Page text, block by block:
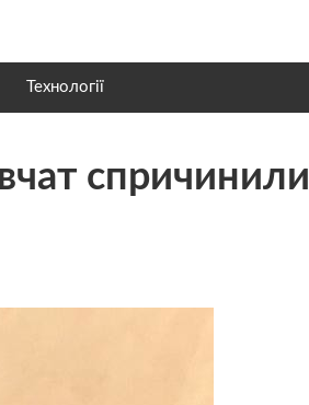
Технології
спричинили